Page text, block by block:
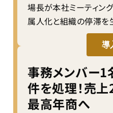
場長が本社ミーティン
属人化と組織の停滞を
導
事務メンバー
件を処理！売
最高年商へ